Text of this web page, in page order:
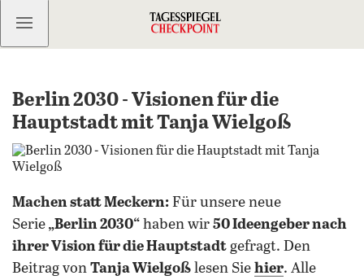
Kostenlos anmelden
Berlin 2030 - Visionen für die
Hauptstadt mit Tanja Wielgoß
Machen statt Meckern: Für unsere neue
Serie „Berlin 2030“ haben wir 50 Ideengeber nach
ihrer Vision für die Hauptstadt gefragt. Den
Beitrag von Tanja Wielgoß lesen Sie hier. Alle